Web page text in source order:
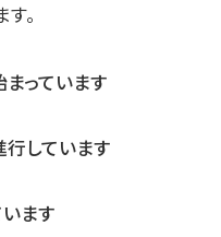
。
っています
しています
ます